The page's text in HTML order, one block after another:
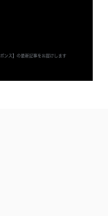
ポンス】の最新記事をお届けします